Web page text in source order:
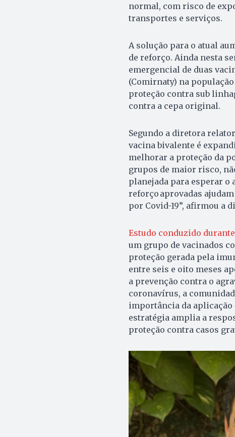
normal, com risco de
transportes e serviços.
A solução para o atual
de reforço. Ainda nesta
emergencial de duas
(Comirnaty) na
proteção contra sub
contra a cepa original.
Segundo a diretora
vacina bivalente é
melhorar a proteção da
grupos de maior risco,
planejada para esperar o
reforço aprovadas
por Covid-19”, afirmou a
Estudo conduzido
um grupo de vacinados
proteção gerada pela
entre seis e oito meses
a prevenção contra o
coronavírus, a
importância da aplicação
estratégia amplia a
proteção contra casos